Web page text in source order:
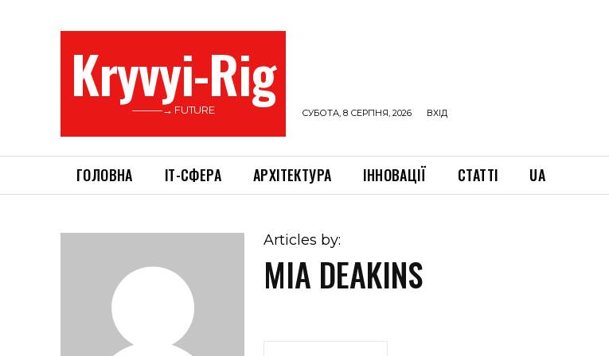
Kryvyi-Rig
———→ FUTURE СУБОТА, 8 СЕРПНЯ, 2026 ВХІД
ГОЛОВНА ІТ-СФЕРА АРХІТЕКТУРА ІННОВАЦІЇ СТАТТІ UA
Articles by:
MIA DEAKINS